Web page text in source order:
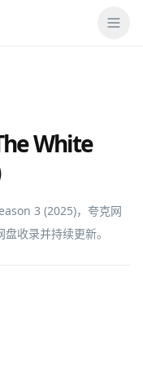
White
3 (2025)，夸克网
收录并持续更新。